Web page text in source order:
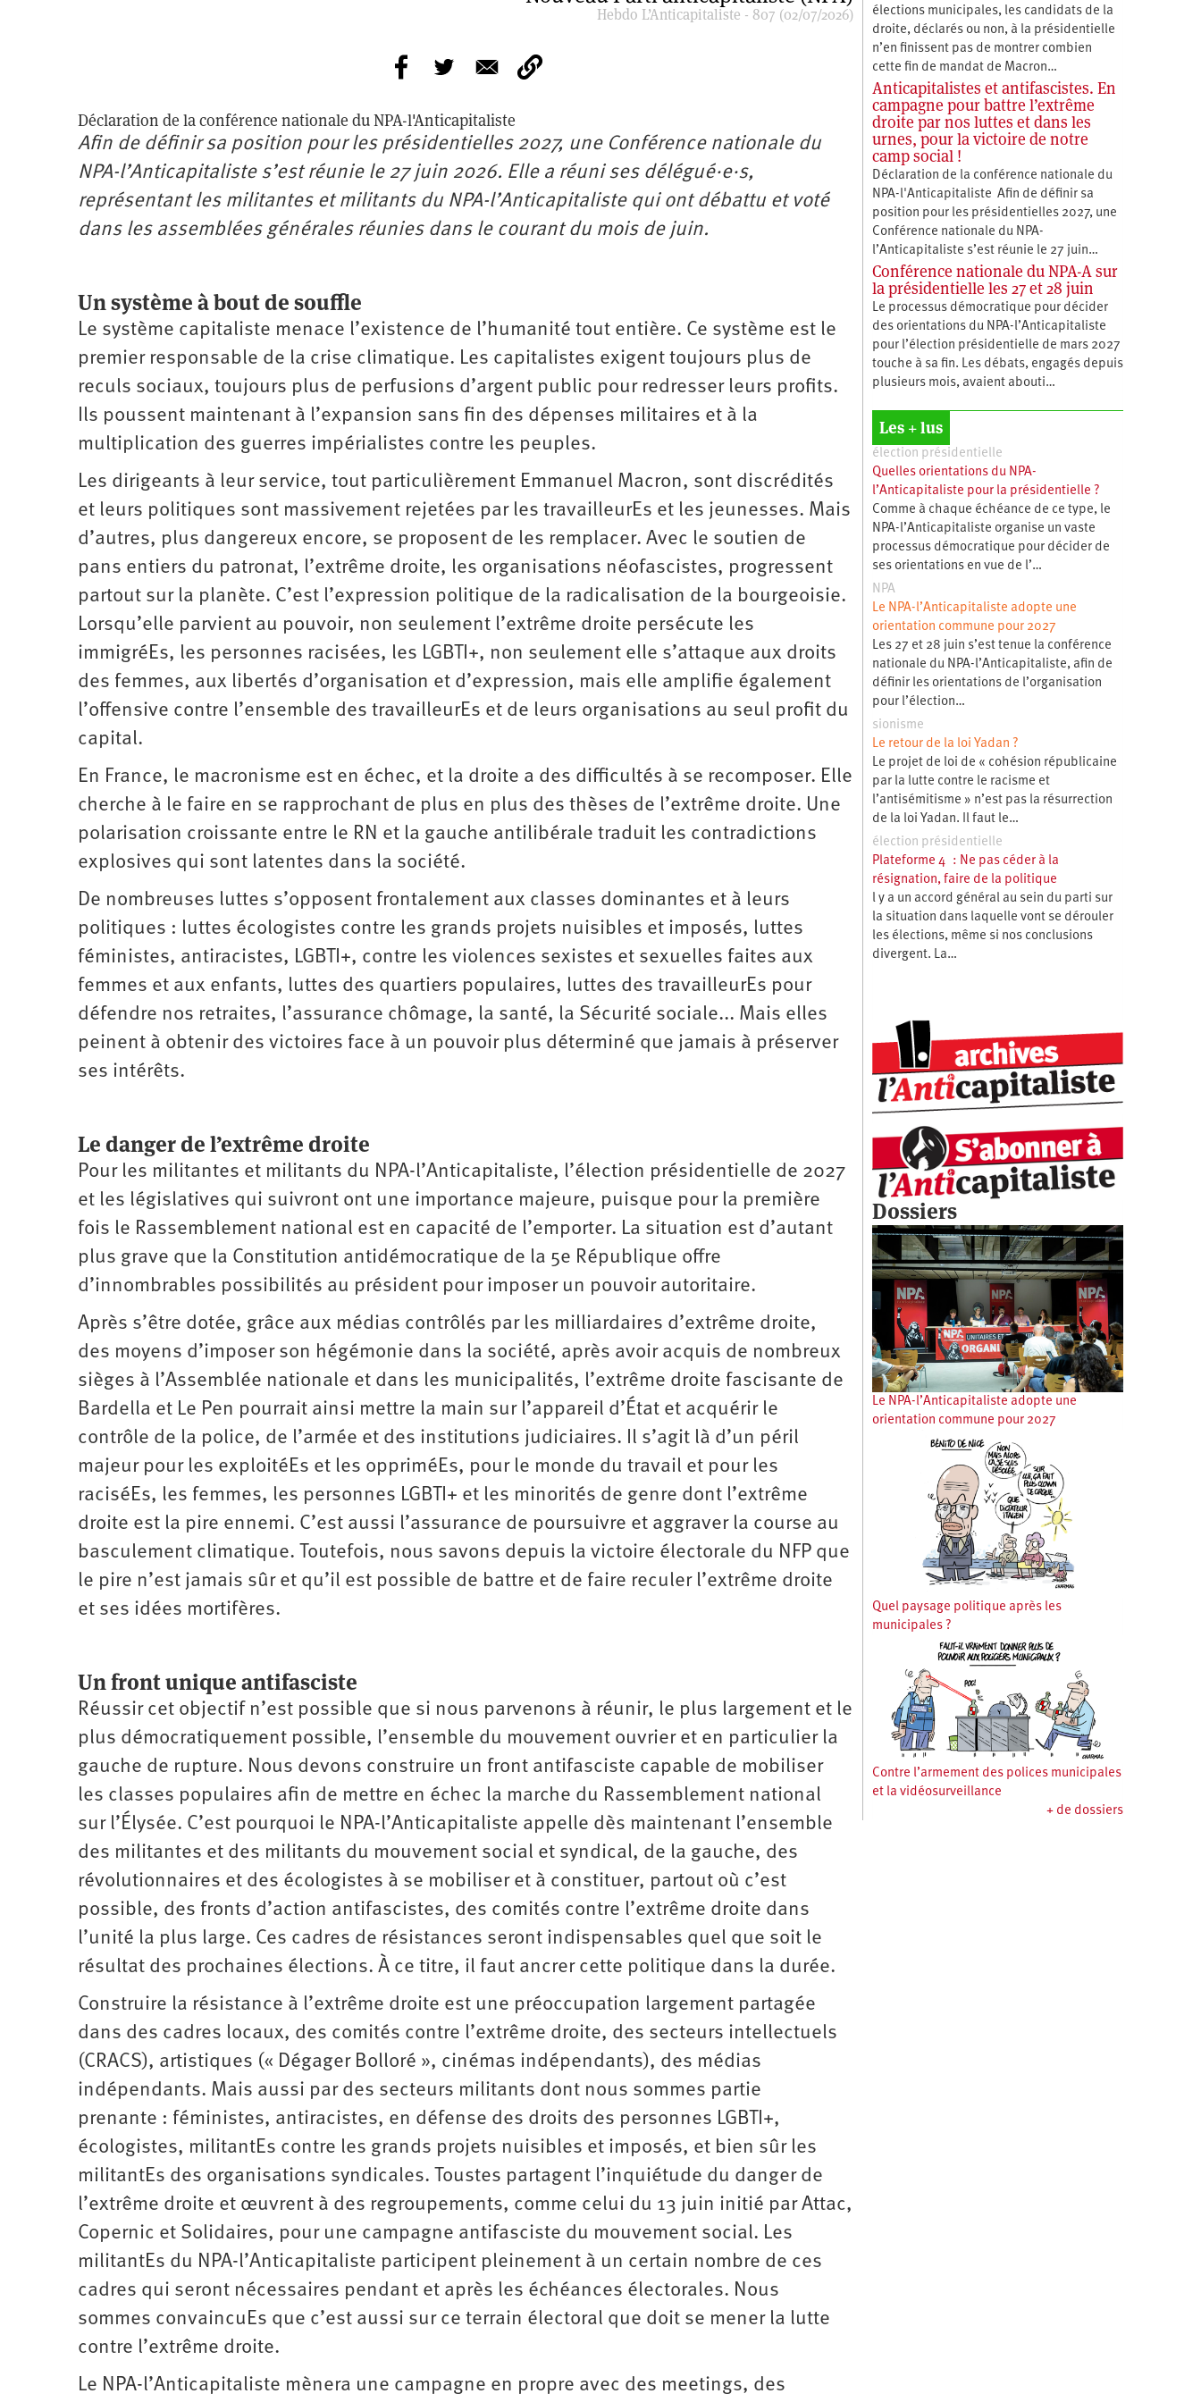
Hebdo L’Anticapitaliste - 807 (02/07/2026)
Déclaration de la conférence nationale du NPA-l'Anticapitaliste
Afin de définir sa position pour les présidentielles 2027, une Conférence nationale du
NPA-l’Anticapitaliste s’est réunie le 27 juin 2026. Elle a réuni ses délégué·e·s,
représentant les militantes et militants du NPA-l’Anticapitaliste qui ont débattu et voté
dans les assemblées générales réunies dans le courant du mois de juin.
Un système à bout de souffle
Le système capitaliste menace l’existence de l’humanité tout entière. Ce système est le
premier responsable de la crise climatique. Les capitalistes exigent toujours plus de
reculs sociaux, toujours plus de perfusions d’argent public pour redresser leurs profits.
Ils poussent maintenant à l’expansion sans fin des dépenses militaires et à la
multiplication des guerres impérialistes contre les peuples.
Les dirigeants à leur service, tout particulièrement Emmanuel Macron, sont discrédités
et leurs politiques sont massivement rejetées par les travailleurEs et les jeunesses. Mais
d’autres, plus dangereux encore, se proposent de les remplacer. Avec le soutien de
pans entiers du patronat, l’extrême droite, les organisations néofascistes, progressent
partout sur la planète. C’est l’expression politique de la radicalisation de la bourgeoisie.
Lorsqu’elle parvient au pouvoir, non seulement l’extrême droite persécute les
immigréEs, les personnes racisées, les LGBTI+, non seulement elle s’attaque aux droits
des femmes, aux libertés d’organisation et d’expression, mais elle amplifie également
l’offensive contre l’ensemble des travailleurEs et de leurs organisations au seul profit du
capital.
En France, le macronisme est en échec, et la droite a des difficultés à se recomposer. Elle
cherche à le faire en se rapprochant de plus en plus des thèses de l’extrême droite. Une
polarisation croissante entre le RN et la gauche antilibérale traduit les contradictions
explosives qui sont latentes dans la société.
De nombreuses luttes s’opposent frontalement aux classes dominantes et à leurs
politiques : luttes écologistes contre les grands projets nuisibles et imposés, luttes
féministes, antiracistes, LGBTI+, contre les violences sexistes et sexuelles faites aux
femmes et aux enfants, luttes des quartiers populaires, luttes des travailleurEs pour
défendre nos retraites, l’assurance chômage, la santé, la Sécurité sociale... Mais elles
peinent à obtenir des victoires face à un pouvoir plus déterminé que jamais à préserver
ses intérêts.
Le danger de l’extrême droite
Pour les militantes et militants du NPA-l’Anticapitaliste, l’élection présidentielle de 2027
et les législatives qui suivront ont une importance majeure, puisque pour la première
fois le Rassemblement national est en capacité de l’emporter. La situation est d’autant
plus grave que la Constitution antidémocratique de la 5e République offre
d’innombrables possibilités au président pour imposer un pouvoir autoritaire.
Après s’être dotée, grâce aux médias contrôlés par les milliardaires d’extrême droite,
des moyens d’imposer son hégémonie dans la société, après avoir acquis de nombreux
sièges à l’Assemblée nationale et dans les municipalités, l’extrême droite fascisante de
Bardella et Le Pen pourrait ainsi mettre la main sur l’appareil d’État et acquérir le
contrôle de la police, de l’armée et des institutions judiciaires. Il s’agit là d’un péril
majeur pour les exploitéEs et les oppriméEs, pour le monde du travail et pour les
raciséEs, les femmes, les personnes LGBTI+ et les minorités de genre dont l’extrême
droite est la pire ennemi. C’est aussi l’assurance de poursuivre et aggraver la course au
basculement climatique. Toutefois, nous savons depuis la victoire électorale du NFP que
le pire n’est jamais sûr et qu’il est possible de battre et de faire reculer l’extrême droite
et ses idées mortifères.
Un front unique antifasciste
Réussir cet objectif n’est possible que si nous parvenons à réunir, le plus largement et le
plus démocratiquement possible, l’ensemble du mouvement ouvrier et en particulier la
gauche de rupture. Nous devons construire un front antifasciste capable de mobiliser
les classes populaires afin de mettre en échec la marche du Rassemblement national
sur l’Élysée. C’est pourquoi le NPA-l’Anticapitaliste appelle dès maintenant l’ensemble
des militantes et des militants du mouvement social et syndical, de la gauche, des
révolutionnaires et des écologistes à se mobiliser et à constituer, partout où c’est
possible, des fronts d’action antifascistes, des comités contre l’extrême droite dans
l’unité la plus large. Ces cadres de résistances seront indispensables quel que soit le
résultat des prochaines élections. À ce titre, il faut ancrer cette politique dans la durée.
Construire la résistance à l’extrême droite est une préoccupation largement partagée
dans des cadres locaux, des comités contre l’extrême droite, des secteurs intellectuels
(CRACS), artistiques (« Dégager Bolloré », cinémas indépendants), des médias
indépendants. Mais aussi par des secteurs militants dont nous sommes partie
prenante : féministes, antiracistes, en défense des droits des personnes LGBTI+,
écologistes, militantEs contre les grands projets nuisibles et imposés, et bien sûr les
militantEs des organisations syndicales. Toustes partagent l’inquiétude du danger de
l’extrême droite et œuvrent à des regroupements, comme celui du 13 juin initié par Attac,
Copernic et Solidaires, pour une campagne antifasciste du mouvement social. Les
militantEs du NPA-l’Anticapitaliste participent pleinement à un certain nombre de ces
cadres qui seront nécessaires pendant et après les échéances électorales. Nous
sommes convaincuEs que c’est aussi sur ce terrain électoral que doit se mener la lutte
contre l’extrême droite.
Le NPA-l’Anticapitaliste mènera une campagne en propre avec des meetings, des
élections municipales, les candidats de la
droite, déclarés ou non, à la présidentielle
n’en finissent pas de montrer combien
cette fin de mandat de Macron…
Anticapitalistes et antifascistes. En
campagne pour battre l’extrême
droite par nos luttes et dans les
urnes, pour la victoire de notre
camp social !
Déclaration de la conférence nationale du
NPA-l'Anticapitaliste Afin de définir sa
position pour les présidentielles 2027, une
Conférence nationale du NPA-
l’Anticapitaliste s’est réunie le 27 juin…
Conférence nationale du NPA-A sur
la présidentielle les 27 et 28 juin
Le processus démocratique pour décider
des orientations du NPA-l’Anticapitaliste
pour l’élection présidentielle de mars 2027
touche à sa fin. Les débats, engagés depuis
plusieurs mois, avaient abouti…
Les + lus
élection présidentielle
Quelles orientations du NPA-
l’Anticapitaliste pour la présidentielle ?
Comme à chaque échéance de ce type, le
NPA-l’Anticapitaliste organise un vaste
processus démocratique pour décider de
ses orientations en vue de l’…
NPA
Le NPA-l’Anticapitaliste adopte une
orientation commune pour 2027
Les 27 et 28 juin s’est tenue la conférence
nationale du NPA-l’Anticapitaliste, afin de
définir les orientations de l’organisation
pour l’élection…
sionisme
Le retour de la loi Yadan ?
Le projet de loi de « cohésion républicaine
par la lutte contre le racisme et
l’antisémitisme » n’est pas la résurrection
de la loi Yadan. Il faut le…
élection présidentielle
Plateforme 4 : Ne pas céder à la
résignation, faire de la politique
l y a un accord général au sein du parti sur
la situation dans laquelle vont se dérouler
les élections, même si nos conclusions
divergent. La…
Dossiers
Le NPA-l’Anticapitaliste adopte une
orientation commune pour 2027
Quel paysage politique après les
municipales ?
Contre l’armement des polices municipales
et la vidéosurveillance
+ de dossiers